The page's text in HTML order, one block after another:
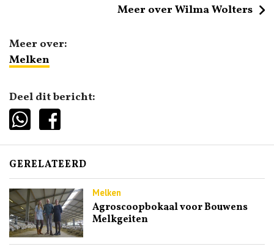
Meer over Wilma Wolters
Meer over:
Melken
Deel dit bericht:
GERELATEERD
Melken
Agroscoopbokaal voor Bouwens
Melkgeiten